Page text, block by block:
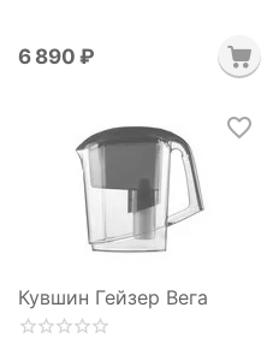
6 890 ₽
Кувшин Гейзер Вега